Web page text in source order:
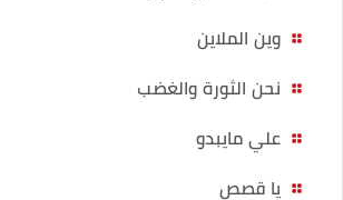
وين الملاين
نحن الثورة والغضب
علي مايبدو
يا قصص